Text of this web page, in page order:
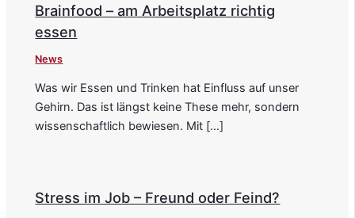
Brainfood – am Arbeitsplatz richtig
essen
News
Was wir Essen und Trinken hat Einfluss auf unser
Gehirn. Das ist längst keine These mehr, sondern
wissenschaftlich bewiesen. Mit […]
Stress im Job – Freund oder Feind?